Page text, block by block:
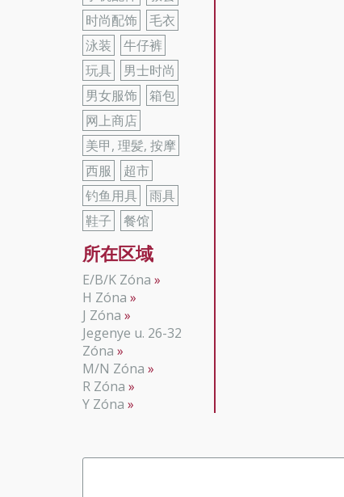
时尚配饰
毛衣
泳装
牛仔裤
玩具
男士时尚
男女服饰
箱包
网上商店
美甲, 理髪, 按摩
西服
超市
钓鱼用具
雨具
鞋子
餐馆
所在区域
E/B/K Zóna
H Zóna
J Zóna
Jegenye u. 26-32
Zóna
M/N Zóna
R Zóna
Y Zóna